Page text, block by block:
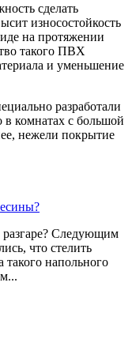
сделать
износостойкость
на протяжении
такого ПВХ
и уменьшение
разработали
комнатах с большой
нежели покрытие
Следующим
что стелить
такого напольного